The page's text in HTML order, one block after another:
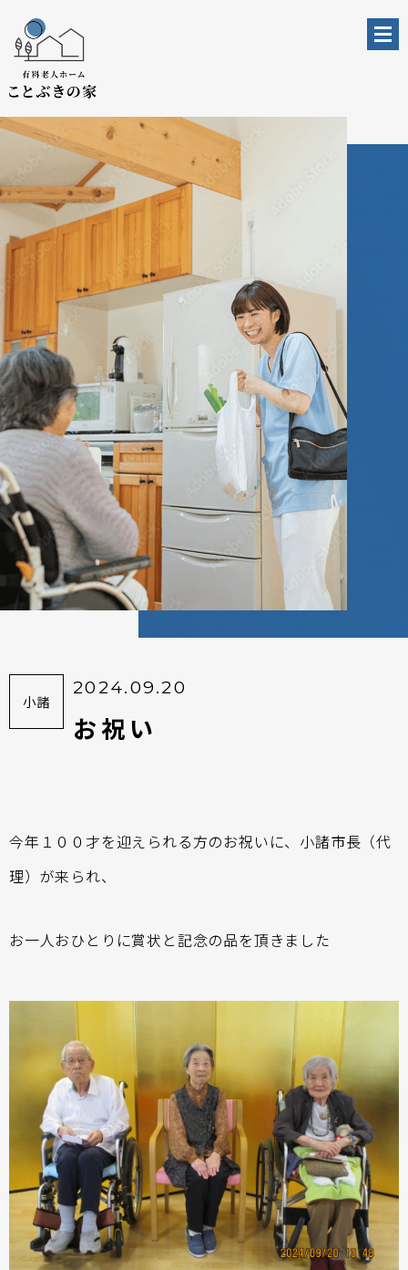
小諸
2024.09.20
お祝い
今年１００才を迎えられる方のお祝いに、小諸市長（代
理）が来られ、
お一人おひとりに賞状と記念の品を頂きました